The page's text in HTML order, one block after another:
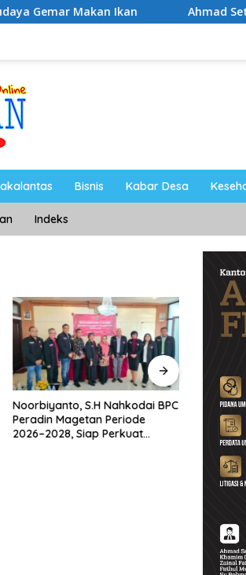
Ikan Ahmad Setiawan Kenang
Bisnis Kabar Desa
Indeks
Noorbiyanto, S.H Nahkodai BPC
Peradin Magetan Periode
2026–2028, Siap Perkuat
UNESA
di
untuk